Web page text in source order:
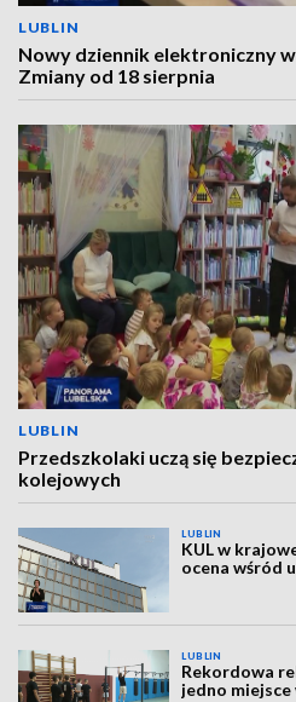
LUBLIN
Nowy dziennik elektroniczny
Zmiany od 18 sierpnia
LUBLIN
Przedszkolaki uczą się
kolejowych
LUBLIN
KUL w
ocena wśród
LUBLIN
Rekordowa
jedno